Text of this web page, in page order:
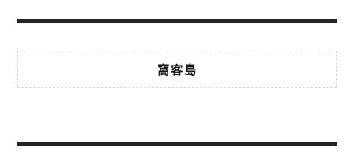
窩客島